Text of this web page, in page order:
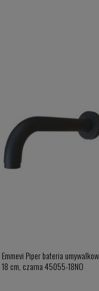
Emmevi Piper bateria
18 cm, czarna 45055-18NO